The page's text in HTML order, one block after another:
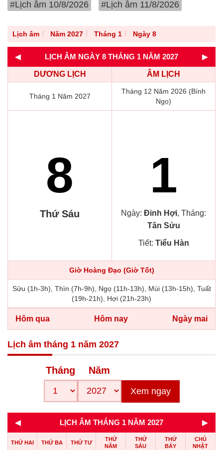
#Lịch âm 10/8/2026
#Lịch âm 11/8/2026
Lịch âm Năm 2027 Tháng 1 Ngày 8
◄ LỊCH ÂM NGÀY 8 THÁNG 1 NĂM 2027 ►
DƯƠNG LỊCH ÂM LỊCH
Tháng 1 Năm 2027
Tháng 12 Năm 2026 (Bính
Ngọ)
8
Thứ Sáu
1
Ngày: Đinh Hợi, Tháng:
Tân Sửu
Tiết: Tiểu Hàn
Giờ Hoàng Đạo (Giờ Tốt)
Sửu (1h-3h), Thìn (7h-9h), Ngọ (11h-13h), Mùi (13h-15h), Tuất
(19h-21h), Hợi (21h-23h)
Hôm qua Hôm nay Ngày mai
Lịch âm tháng 1 năm 2027
Tháng Năm
Xem ngay
◄ LỊCH ÂM THÁNG 1 NĂM 2027 ►
THỨ HAI THỨ BA THỨ TƯ
THỨ
NĂM
THỨ
SÁU
THỨ
BẢY
CHỦ
NHẬT